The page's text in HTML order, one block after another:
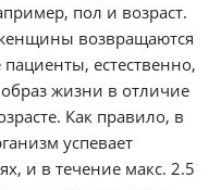
пол и возраст.
возвращаются
естественно,
жизни в отличие
Как правило, в
успевает
и в течение макс. 2.5